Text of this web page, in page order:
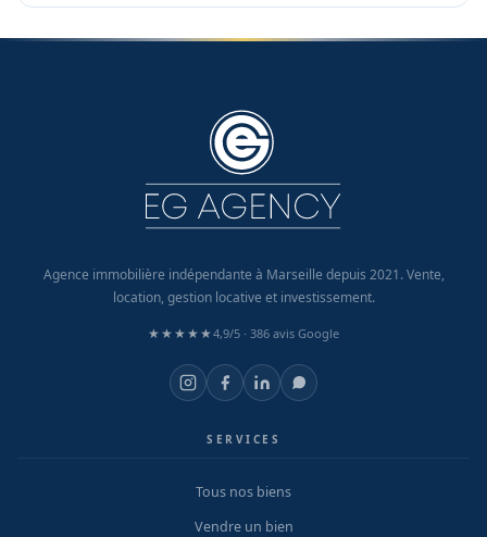
Agence immobilière indépendante à Marseille depuis 2021. Vente,
location, gestion locative et investissement.
★★★★★4,9/5 · 386 avis Google
SERVICES
Tous nos biens
Vendre un bien